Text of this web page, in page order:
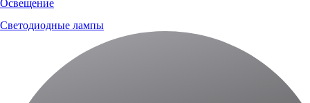
Освещение
Светодиодные лампы